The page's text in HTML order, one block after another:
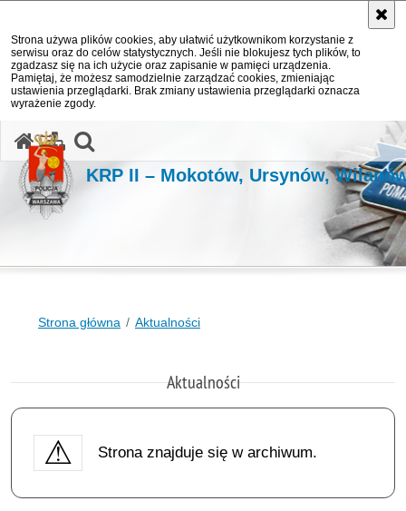
Strona używa plików cookies, aby ułatwić użytkownikom korzystanie z
serwisu oraz do celów statystycznych. Jeśli nie blokujesz tych plików, to
zgadzasz się na ich użycie oraz zapisanie w pamięci urządzenia.
Pamiętaj, że możesz samodzielnie zarządzać cookies, zmieniając
ustawienia przeglądarki. Brak zmiany ustawienia przeglądarki oznacza
wyrażenie zgody.
KRP II – Mokotów, Ursynów,
Strona główna Aktualności
Aktualności
Strona znajduje się w archiwum.